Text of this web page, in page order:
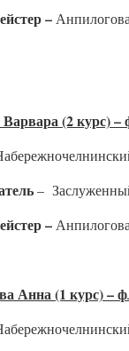
–
(2 курс) –
–
–
Анна (1 курс) –